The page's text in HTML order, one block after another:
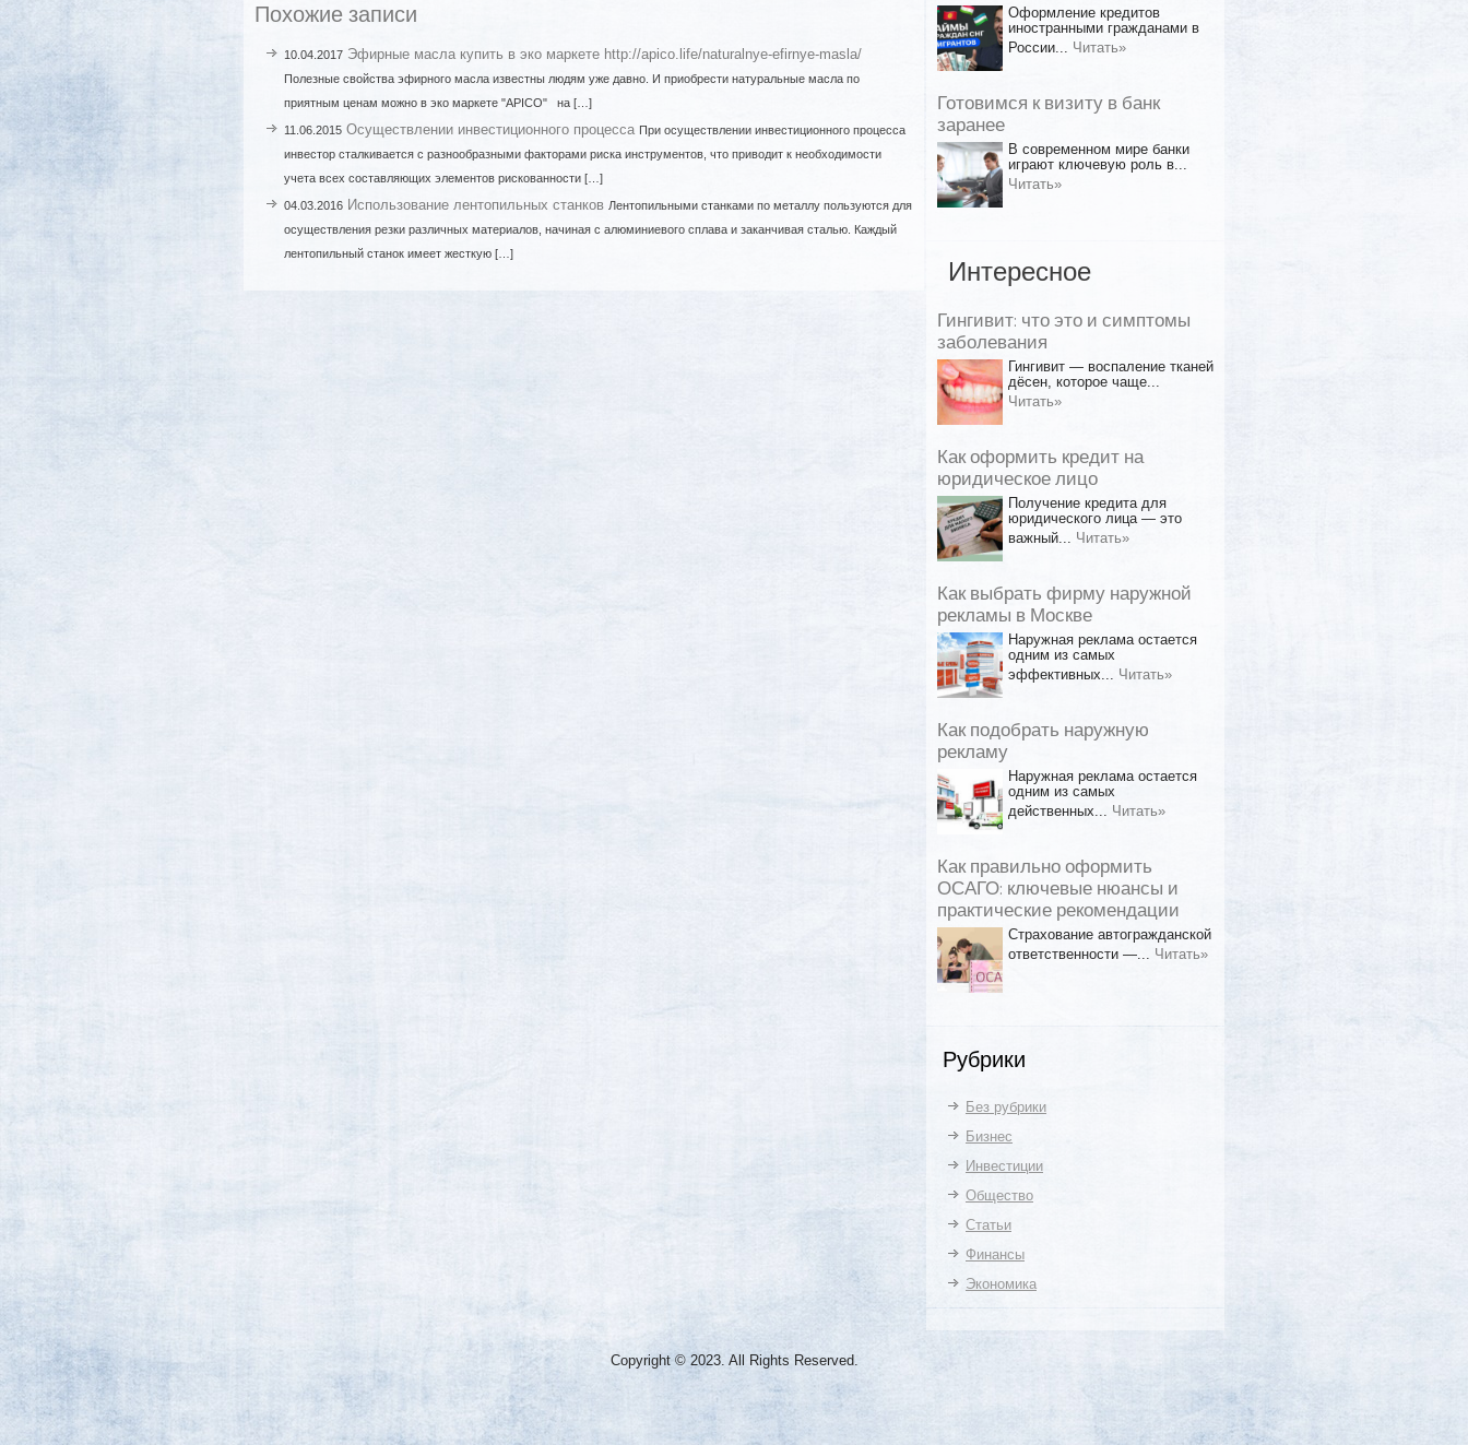
Похожие записи
10.04.2017 Эфирные масла купить в эко маркете http://apico.life/naturalnye-efirnye-masla/
Полезные свойства эфирного масла известны людям уже давно. И приобрести натуральные масла по
приятным ценам можно в эко маркете "APICO" на […]
11.06.2015 Осуществлении инвестиционного процесса При осуществлении инвестиционного процесса
инвестор сталкивается с разнообразными факторами риска инструментов, что приводит к необходимости
учета всех составляющих элементов рискованности […]
04.03.2016 Использование лентопильных станков Лентопильными станками по металлу пользуются для
осуществления резки различных материалов, начиная с алюминиевого сплава и заканчивая сталью. Каждый
лентопильный станок имеет жесткую […]
Оформление кредитов
иностранными гражданами в
России... Читать»
Готовимся к визиту в банк
заранее
В современном мире банки
играют ключевую роль в...
Читать»
Интересное
Гингивит: что это и симптомы
заболевания
Гингивит — воспаление тканей
дёсен, которое чаще...
Читать»
Как оформить кредит на
юридическое лицо
Получение кредита для
юридического лица — это
важный... Читать»
Как выбрать фирму наружной
рекламы в Москве
Наружная реклама остается
одним из самых
эффективных... Читать»
Как подобрать наружную
рекламу
Наружная реклама остается
одним из самых
действенных... Читать»
Как правильно оформить
ОСАГО: ключевые нюансы и
практические рекомендации
Страхование автогражданской
ответственности —... Читать»
Рубрики
Без рубрики
Бизнес
Инвестиции
Общество
Статьи
Финансы
Экономика
Copyright © 2023. All Rights Reserved.